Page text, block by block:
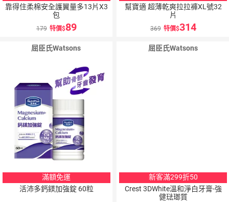
靠得住柔棉安全護翼量多13片X3
包
179 特價 89
幫寶適 超薄乾爽拉拉褲XL號32
片
369 特價 314
屈臣氏Watsons
滿額免運
活沛多鈣鎂加強錠 60粒
屈臣氏Watsons
新客滿299折50
Crest 3DWhite溫和淨白牙膏-強
健琺瑯質